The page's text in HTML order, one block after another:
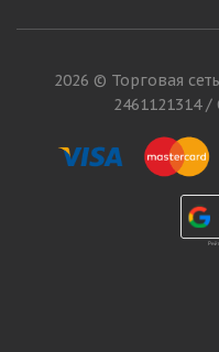
2026 © Торговая
2461121314 /